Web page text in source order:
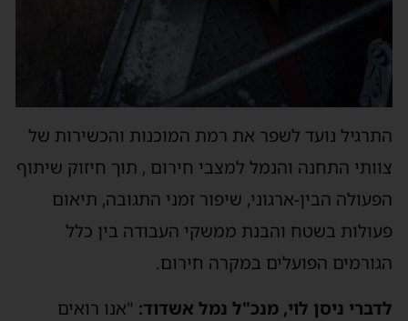
התרגיל נועד לשפר את רמת המוכנות והכשירות של
צוותי התחנה והנמל למצבי חירום , תוך חיזוק שיתוף
הפעולה הבין-ארגוני, שיפור זמני התגובה, תיאום
פעולות בשטח והבנת ממשקי העבודה בין כלל
הגורמים הפועלים במקרה חירום.
לדברי ניסן לוי, מנכ"ל נמל אשדוד: "אנו רואים